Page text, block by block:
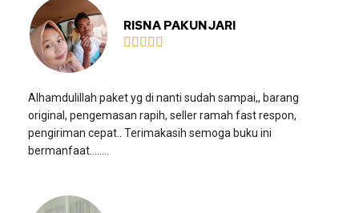
RISNA PAKUNJARI
    
Alhamdulillah paket yg di nanti sudah sampai,, barang
original, pengemasan rapih, seller ramah fast respon,
pengiriman cepat.. Terimakasih semoga buku ini
bermanfaat……..